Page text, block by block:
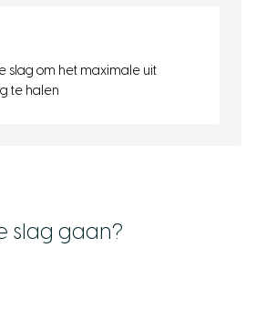
slag om het maximale uit
te halen
slag gaan?